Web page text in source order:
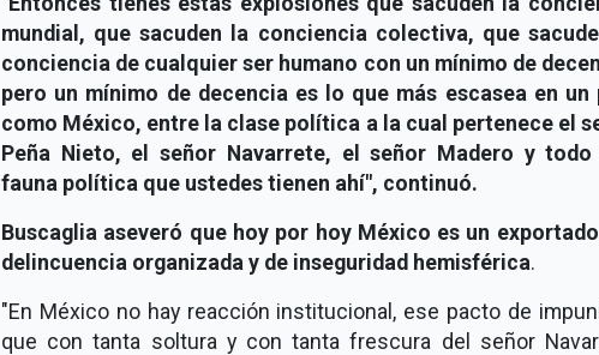
mundial, que sacuden la conciencia colectiva, que
conciencia de cualquier ser humano con un mínimo de
pero un mínimo de decencia es lo que más escasea en un
como México, entre la clase política a la cual pertenece el
Peña Nieto, el señor Navarrete, el señor Madero y todo
fauna política que ustedes tienen ahí", continuó.
Buscaglia aseveró que hoy por hoy México es un
delincuencia organizada y de inseguridad hemisférica.
"En México no hay reacción institucional, ese pacto de
que con tanta soltura y con tanta frescura del señor